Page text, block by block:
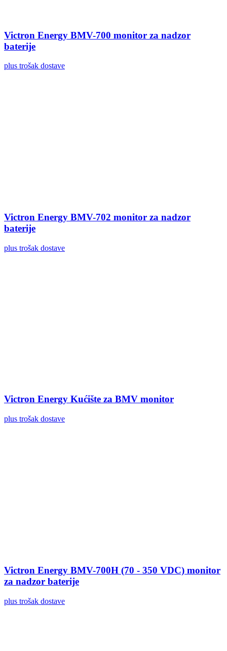
Victron Energy BMV-700 monitor za nadzor
baterije
plus trošak dostave
Victron Energy BMV-702 monitor za nadzor
baterije
plus trošak dostave
Victron Energy Kućište za BMV monitor
plus trošak dostave
Victron Energy BMV-700H (70 - 350 VDC) monitor
za nadzor baterije
plus trošak dostave